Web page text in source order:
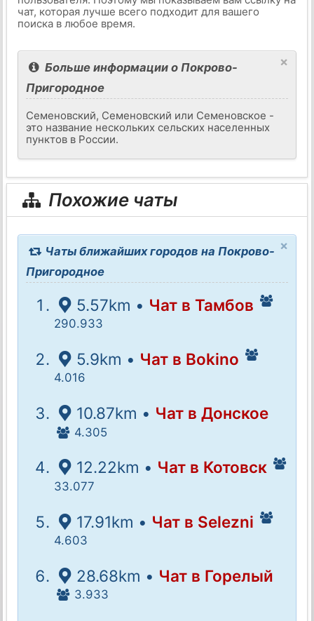
чат, которая лучше всего подходит для вашего
поиска в любое время.
×
Больше информации о Покрово-
Пригородное
Семеновский, Семеновский или Семеновское -
это название нескольких сельских населенных
пунктов в России.
Похожие чаты
×
Чаты ближайших городов на Покрово-
Пригородное
5.57km • Чат в Тамбов
290.933
5.9km • Чат в Bokino
4.016
10.87km • Чат в Донское
4.305
12.22km • Чат в Котовск
33.077
17.91km • Чат в Selezni
4.603
28.68km • Чат в Горелый
3.933